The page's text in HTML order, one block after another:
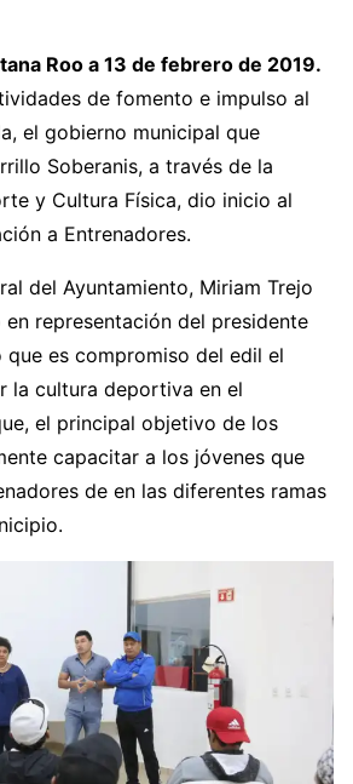
Roo a 13 de febrero de 2019.
de fomento e impulso al
el gobierno municipal que
Soberanis, a través de la
y Cultura Física, dio inicio al
a Entrenadores.
del Ayuntamiento, Miriam Trejo
en representación del presidente
que es compromiso del edil el
la cultura deportiva en el
el principal objetivo de los
capacitar a los jóvenes que
de en las diferentes ramas